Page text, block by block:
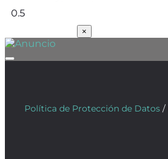
×
Política de Protección de Datos /